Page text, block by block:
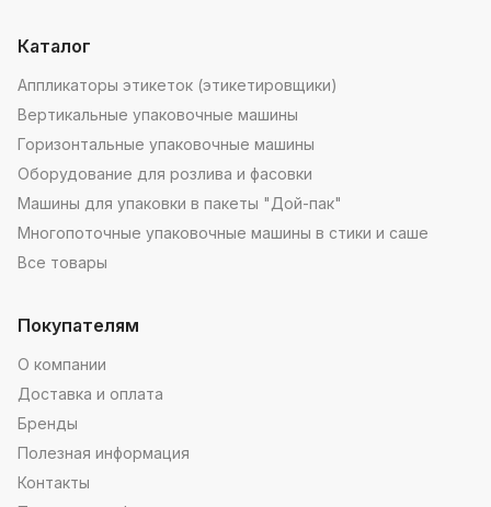
Каталог
Аппликаторы этикеток (этикетировщики)
Вертикальные упаковочные машины
Горизонтальные упаковочные машины
Оборудование для розлива и фасовки
Машины для упаковки в пакеты "Дой-пак"
Многопоточные упаковочные машины в стики и саше
Все товары
Покупателям
О компании
Доставка и оплата
Бренды
Полезная информация
Контакты